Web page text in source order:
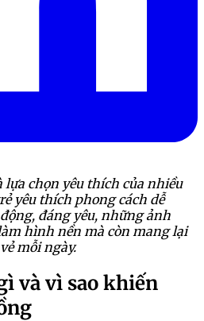
chọn yêu thích của nhiều
yêu thích phong cách dễ
đáng yêu, những ảnh
hình nền mà còn mang lại
mỗi ngày.
và vì sao khiến